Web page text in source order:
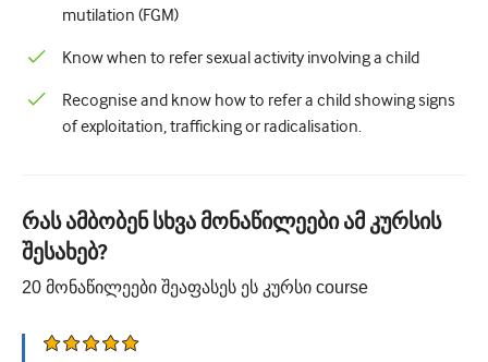
ქალთა ჯანმრთელობა
mutilation (FGM)
Know when to refer sexual activity involving a child
Recognise and know how to refer a child showing signs
of exploitation, trafficking or radicalisation.
რას ამბობენ სხვა მონაწილეები ამ კურსის
შესახებ?
20 მონაწილეები შეაფასეს ეს კურსი course